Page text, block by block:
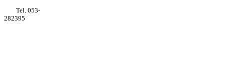
Tel. 053-
282395